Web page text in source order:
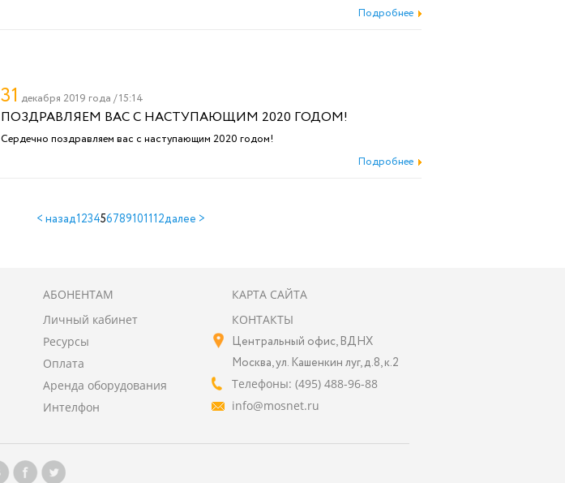
Подробнее
31 декабря 2019 года / 15:14
ПОЗДРАВЛЯЕМ ВАС С НАСТУПАЮЩИМ 2020 ГОДОМ!
Сердечно поздравляем вас с наступающим 2020 годом!
Подробнее
< назад123456789101112далее >
АБОНЕНТАМ
Личный кабинет
Ресурсы
Oплата
Аренда оборудования
Интелфон
КАРТА САЙТА
КОНТАКТЫ
Центральный офис, ВДНХ
Москва, ул. Кашенкин луг, д.8, к.2
Телефоны: (495) 488-96-88
info@mosnet.ru